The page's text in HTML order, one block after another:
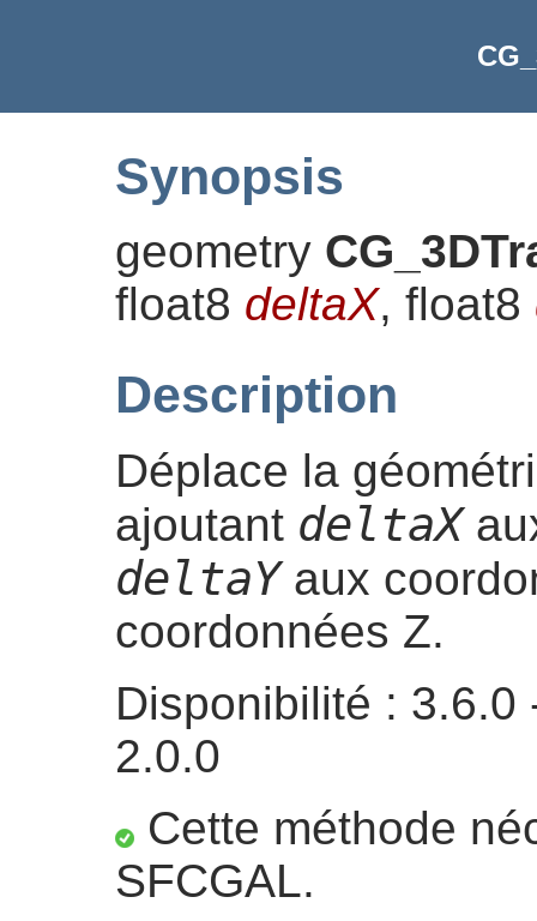
Synopsis
geometry
float8 deltaX, float8
Description
Déplace la
ajoutant deltaX
deltaYaux
coordonnées Z.
Disponibilité : 3.6.0
2.0.0
Cette méthode
SFCGAL.